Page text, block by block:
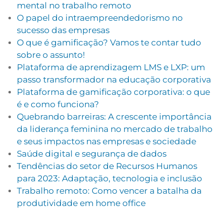
mental no trabalho remoto
O papel do intraempreendedorismo no
sucesso das empresas
O que é gamificação? Vamos te contar tudo
sobre o assunto!
Plataforma de aprendizagem LMS e LXP: um
passo transformador na educação corporativa
Plataforma de gamificação corporativa: o que
é e como funciona?
Quebrando barreiras: A crescente importância
da liderança feminina no mercado de trabalho
e seus impactos nas empresas e sociedade
Saúde digital e segurança de dados
Tendências do setor de Recursos Humanos
para 2023: Adaptação, tecnologia e inclusão
Trabalho remoto: Como vencer a batalha da
produtividade em home office